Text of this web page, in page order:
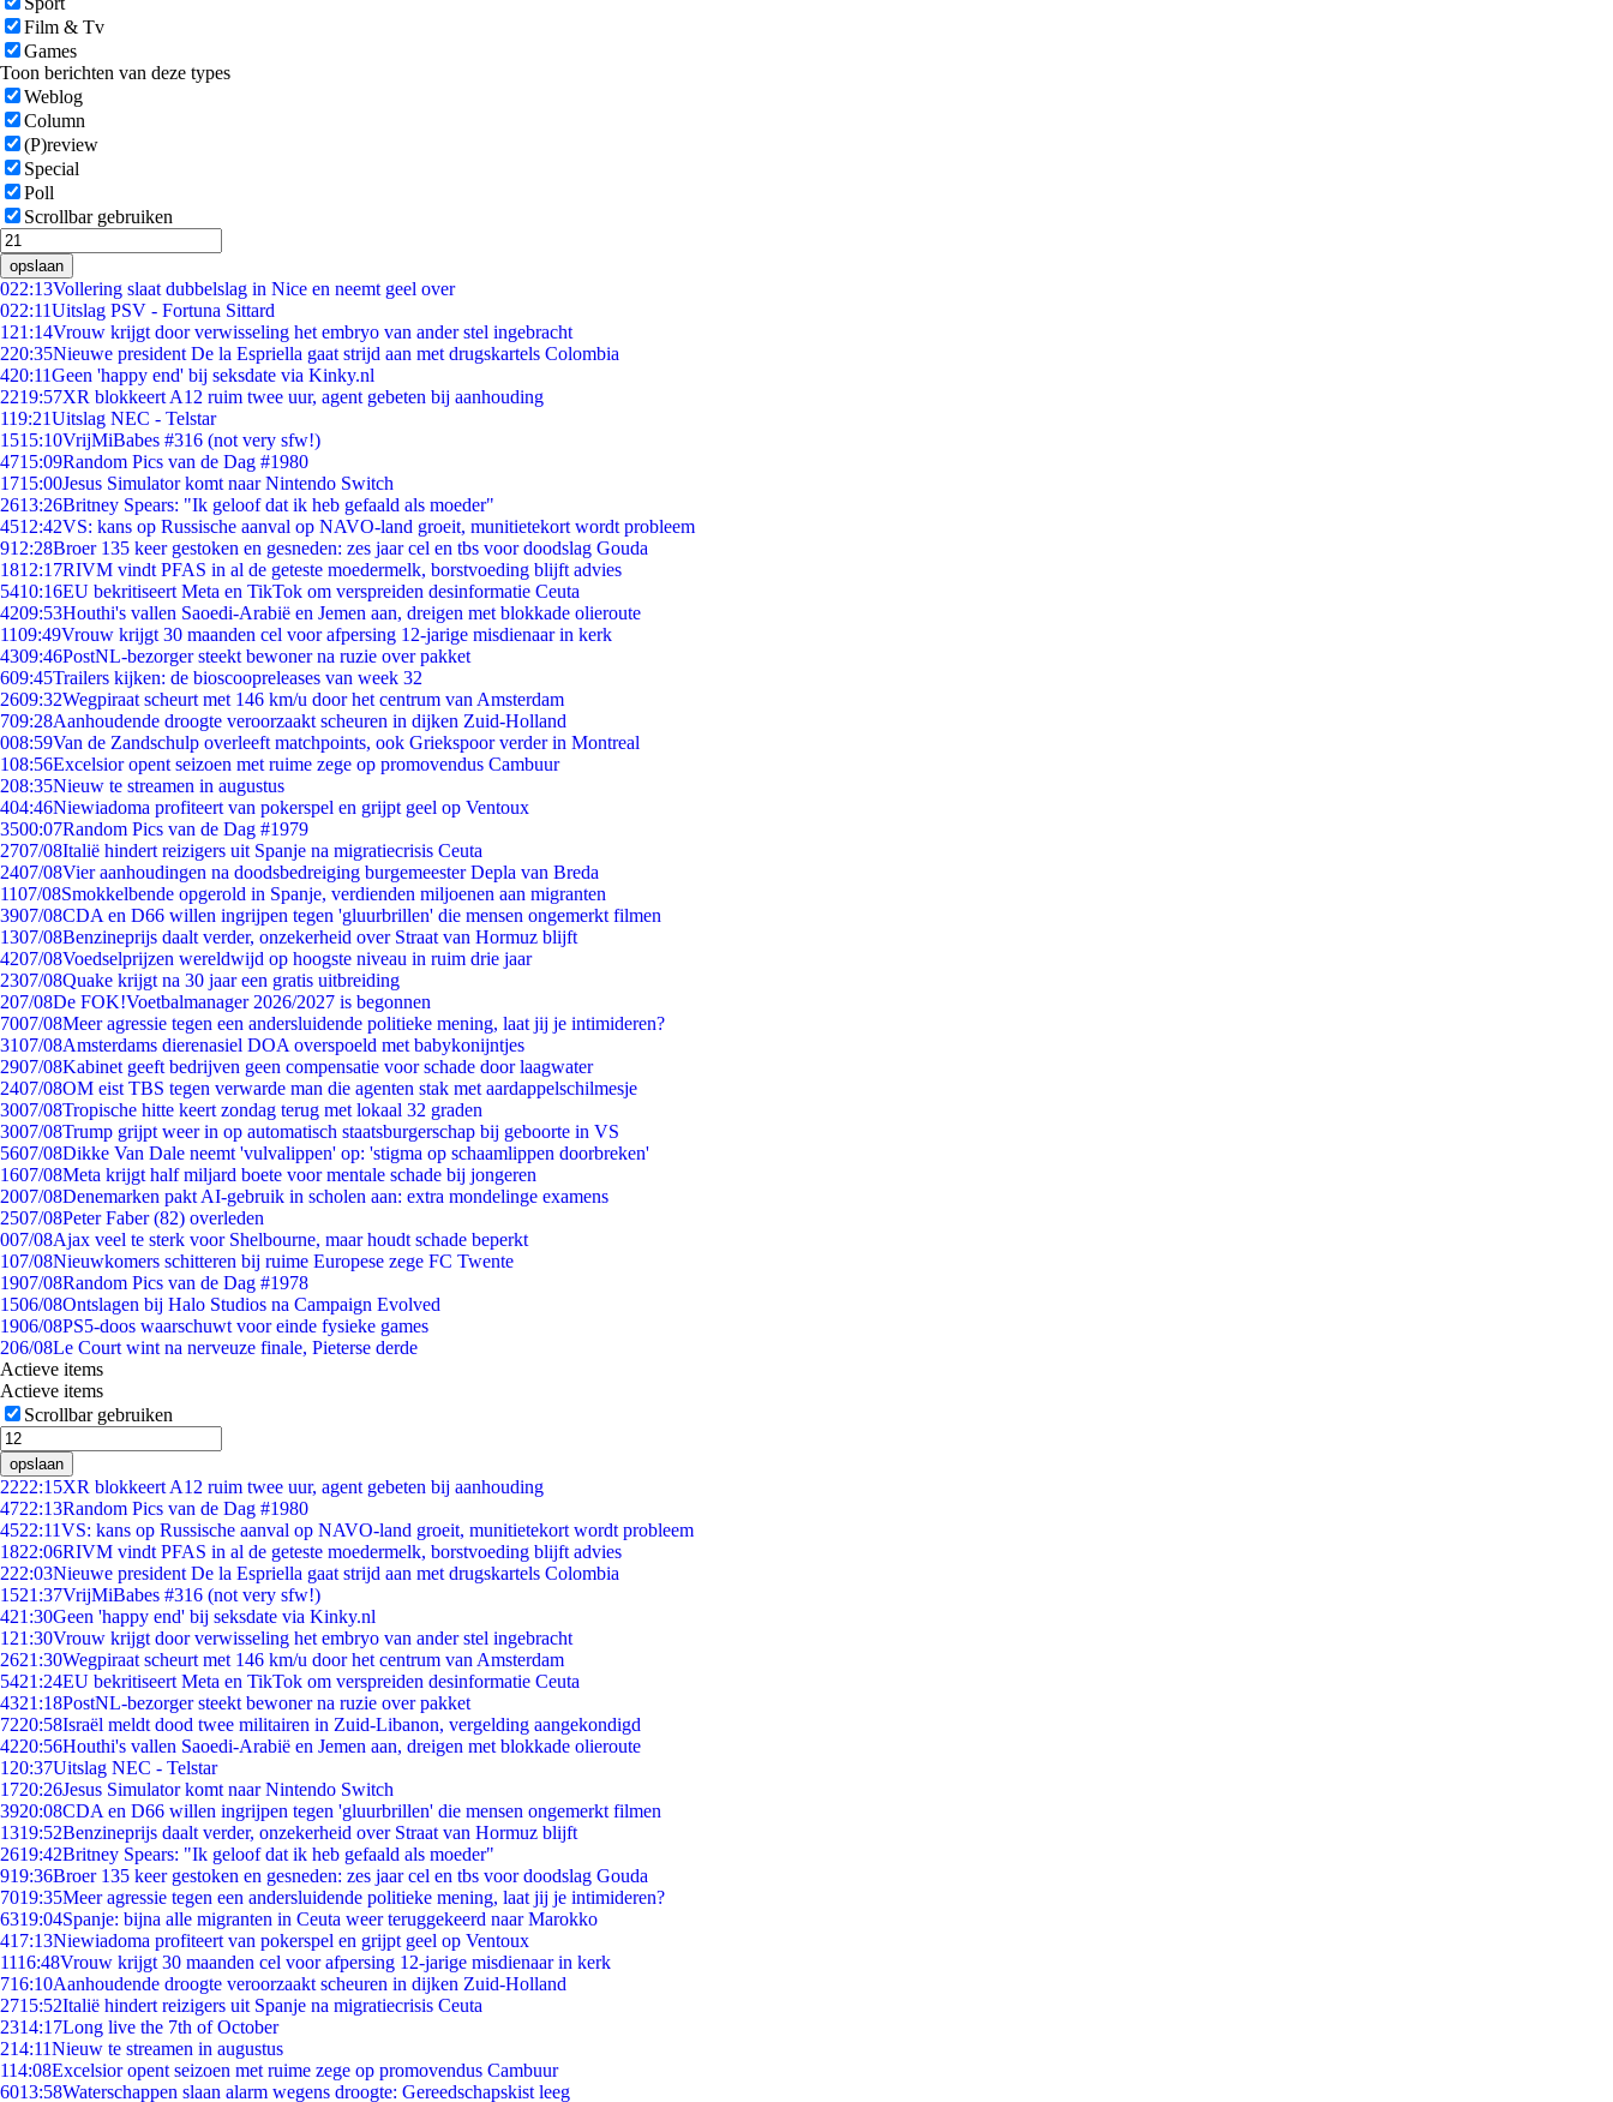
Film & Tv
Games
Toon berichten van deze types
Weblog
Column
(P)review
Special
Poll
Scrollbar gebruiken
opslaan
022:13Vollering slaat dubbelslag in Nice en neemt geel over
022:11Uitslag PSV - Fortuna Sittard
1 21:14Vrouw krijgt door verwisseling het embryo van ander stel ingebracht
220:35Nieuwe president De la Espriella gaat strijd aan met drugskartels Colombia
420:11Geen 'happy end' bij seksdate via Kinky.nl
2219:57XR blokkeert A12 ruim twee uur, agent gebeten bij aanhouding
119:21Uitslag NEC - Telstar
1515:10VrijMiBabes #316 (not very sfw!)
4715:09Random Pics van de Dag #1980
1715:00Jesus Simulator komt naar Nintendo Switch
2613:26Britney Spears: "Ik geloof dat ik heb gefaald als moeder"
4512:42VS: kans op Russische aanval op NAVO-land groeit, munitietekort wordt probleem
912:28Broer 135 keer gestoken en gesneden: zes jaar cel en tbs voor doodslag Gouda
1812:17RIVM vindt PFAS in al de geteste moedermelk, borstvoeding blijft advies
5410:16EU bekritiseert Meta en TikTok om verspreiden desinformatie Ceuta
4209:53Houthi's vallen Saoedi-Arabië en Jemen aan, dreigen met blokkade olieroute
1109:49Vrouw krijgt 30 maanden cel voor afpersing 12-jarige misdienaar in kerk
4309:46PostNL-bezorger steekt bewoner na ruzie over pakket
609:45Trailers kijken: de bioscoopreleases van week 32
2609:32Wegpiraat scheurt met 146 km/u door het centrum van Amsterdam
709:28Aanhoudende droogte veroorzaakt scheuren in dijken Zuid-Holland
008:59Van de Zandschulp overleeft matchpoints, ook Griekspoor verder in Montreal
108:56Excelsior opent seizoen met ruime zege op promovendus Cambuur
208:35Nieuw te streamen in augustus
404:46Niewiadoma profiteert van pokerspel en grijpt geel op Ventoux
3500:07Random Pics van de Dag #1979
2707/08Italië hindert reizigers uit Spanje na migratiecrisis Ceuta
2407/08Vier aanhoudingen na doodsbedreiging burgemeester Depla van Breda
1107/08Smokkelbende opgerold in Spanje, verdienden miljoenen aan migranten
3907/08CDA en D66 willen ingrijpen tegen 'gluurbrillen' die mensen ongemerkt filmen
1307/08Benzineprijs daalt verder, onzekerheid over Straat van Hormuz blijft
4207/08Voedselprijzen wereldwijd op hoogste niveau in ruim drie jaar
2307/08Quake krijgt na 30 jaar een gratis uitbreiding
207/08De FOK!Voetbalmanager 2026/2027 is begonnen
7007/08Meer agressie tegen een andersluidende politieke mening, laat jij je intimideren?
3107/08Amsterdams dierenasiel DOA overspoeld met babykonijntjes
2907/08Kabinet geeft bedrijven geen compensatie voor schade door laagwater
2407/08OM eist TBS tegen verwarde man die agenten stak met aardappelschilmesje
3007/08Tropische hitte keert zondag terug met lokaal 32 graden
3007/08Trump grijpt weer in op automatisch staatsburgerschap bij geboorte in VS
5607/08Dikke Van Dale neemt 'vulvalippen' op: 'stigma op schaamlippen doorbreken'
1607/08Meta krijgt half miljard boete voor mentale schade bij jongeren
2007/08Denemarken pakt AI-gebruik in scholen aan: extra mondelinge examens
2507/08Peter Faber (82) overleden
007/08Ajax veel te sterk voor Shelbourne, maar houdt schade beperkt
107/08Nieuwkomers schitteren bij ruime Europese zege FC Twente
1907/08Random Pics van de Dag #1978
1506/08Ontslagen bij Halo Studios na Campaign Evolved
1906/08PS5-doos waarschuwt voor einde fysieke games
206/08Le Court wint na nerveuze finale, Pieterse derde
Actieve items
Actieve items
Scrollbar gebruiken
opslaan
2222:15XR blokkeert A12 ruim twee uur, agent gebeten bij aanhouding
4722:13Random Pics van de Dag #1980
4522:11VS: kans op Russische aanval op NAVO-land groeit, munitietekort wordt probleem
1822:06RIVM vindt PFAS in al de geteste moedermelk, borstvoeding blijft advies
222:03Nieuwe president De la Espriella gaat strijd aan met drugskartels Colombia
1521:37VrijMiBabes #316 (not very sfw!)
421:30Geen 'happy end' bij seksdate via Kinky.nl
1 21:30Vrouw krijgt door verwisseling het embryo van ander stel ingebracht
2621:30Wegpiraat scheurt met 146 km/u door het centrum van Amsterdam
5421:24EU bekritiseert Meta en TikTok om verspreiden desinformatie Ceuta
4321:18PostNL-bezorger steekt bewoner na ruzie over pakket
7220:58Israël meldt dood twee militairen in Zuid-Libanon, vergelding aangekondigd
4220:56Houthi's vallen Saoedi-Arabië en Jemen aan, dreigen met blokkade olieroute
1 20:37Uitslag NEC - Telstar
1720:26Jesus Simulator komt naar Nintendo Switch
3920:08CDA en D66 willen ingrijpen tegen 'gluurbrillen' die mensen ongemerkt filmen
1319:52Benzineprijs daalt verder, onzekerheid over Straat van Hormuz blijft
2619:42Britney Spears: "Ik geloof dat ik heb gefaald als moeder"
919:36Broer 135 keer gestoken en gesneden: zes jaar cel en tbs voor doodslag Gouda
7019:35Meer agressie tegen een andersluidende politieke mening, laat jij je intimideren?
6319:04Spanje: bijna alle migranten in Ceuta weer teruggekeerd naar Marokko
417:13Niewiadoma profiteert van pokerspel en grijpt geel op Ventoux
1116:48Vrouw krijgt 30 maanden cel voor afpersing 12-jarige misdienaar in kerk
716:10Aanhoudende droogte veroorzaakt scheuren in dijken Zuid-Holland
2715:52Italië hindert reizigers uit Spanje na migratiecrisis Ceuta
2314:17Long live the 7th of October
214:11Nieuw te streamen in augustus
114:08Excelsior opent seizoen met ruime zege op promovendus Cambuur
6013:58Waterschappen slaan alarm wegens droogte: Gereedschapskist leeg